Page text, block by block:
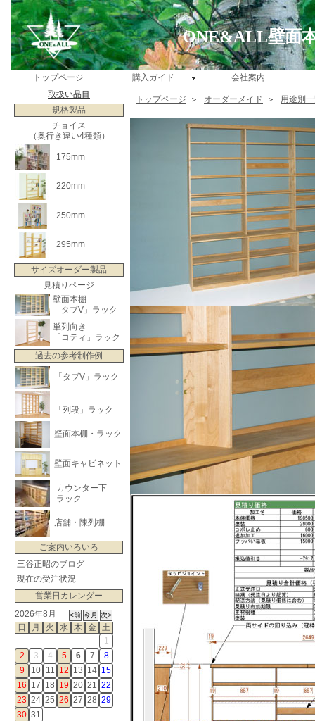
ONE&ALL壁面
トップページ 購入ガイド
会社案内
取扱い品目
規格製品
チョイス
（奥行き違い4種類）
175mm
220mm
250mm
295mm
サイズオーダー製品
見積りページ
壁面本棚
「タブV」ラック
単列向き
「コティ」ラック
過去の参考制作例
「タブV」ラック
「列段」ラック
壁面本棚・ラック
壁面キャビネット
カウンター下
ラック
店舗・陳列棚
ご案内いろいろ
三谷正昭のブログ
現在の受注状況
営業日カレンダー
2026年8月
日
月 火 水 木 金
土
1
2
3 4 5 6 7
8
9
10 11 12 13 14 15
16 17 18 19 20 21 22
23 24 25 26 27 28 29
30 31
トップページ ＞ オーダーメイド ＞ 用途別